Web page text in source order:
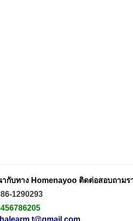
กับทาง Homenayoo ติดต่อสอบถามร
1290293